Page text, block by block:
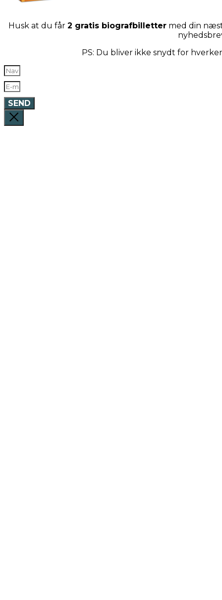
Husk at du får 2 gratis biografbillettermed din
PS: Du bliver ikke snydt for
SEND